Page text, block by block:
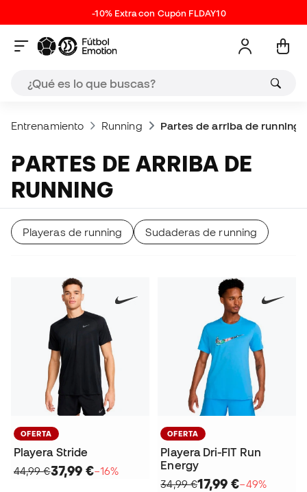
-10% Extra con Cupón FLDAY10
Entrenamiento Running Partes de arriba de running
PARTES DE ARRIBA DE
RUNNING
Playeras de running Sudaderas de running
OFERTA
Playera Stride
44,99 €37,99 €−16%
OFERTA
Playera Dri-FIT Run
Energy
34,99 €17,99 €−49%